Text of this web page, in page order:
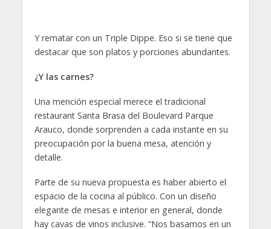
Y rematar con un Triple Dippe. Eso si se tiene que
destacar que son platos y porciones abundantes.
¿Y las carnes?
Una mención especial merece el tradicional
restaurant Santa Brasa del Boulevard Parque
Arauco, donde sorprenden a cada instante en su
preocupación por la buena mesa, atención y
detalle.
Parte de su nueva propuesta es haber abierto el
espacio de la cocina al público. Con un diseño
elegante de mesas e interior en general, donde
hay cavas de vinos inclusive. “Nos basamos en un